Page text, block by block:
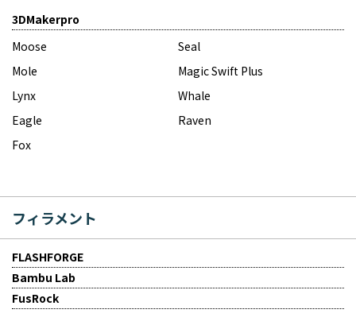
3DMakerpro
Moose
Seal
Mole
Magic Swift Plus
Lynx
Whale
Eagle
Raven
Fox
フィラメント
FLASHFORGE
Bambu Lab
FusRock